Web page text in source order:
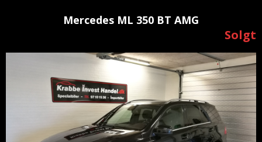
Mercedes ML 350 BT AMG
Solgt